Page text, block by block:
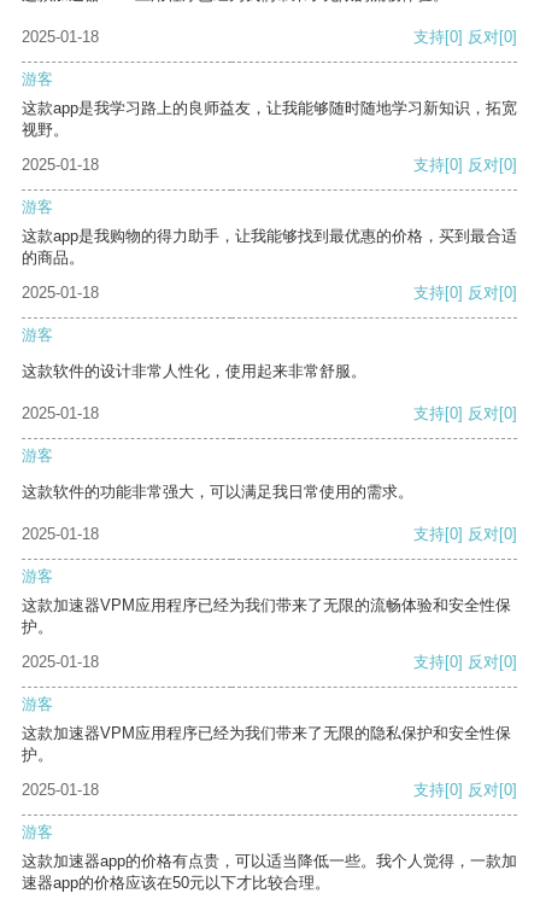
2025-01-18 支持[0] 反对[0]
游客
这款app是我学习路上的良师益友，让我能够随时随地学习新知识，拓宽
视野。
2025-01-18
支持[0] 反对[0]
游客
这款app是我购物的得力助手，让我能够找到最优惠的价格，买到最合适
的商品。
2025-01-18
支持[0] 反对[0]
游客
这款软件的设计非常人性化，使用起来非常舒服。
2025-01-18 支持[0] 反对[0]
游客
这款软件的功能非常强大，可以满足我日常使用的需求。
2025-01-18 支持[0] 反对[0]
游客
这款加速器VPM应用程序已经为我们带来了无限的流畅体验和安全性保
护。
2025-01-18
支持[0] 反对[0]
游客
这款加速器VPM应用程序已经为我们带来了无限的隐私保护和安全性保
护。
2025-01-18
支持[0] 反对[0]
游客
这款加速器app的价格有点贵，可以适当降低一些。我个人觉得，一款加
速器app的价格应该在50元以下才比较合理。